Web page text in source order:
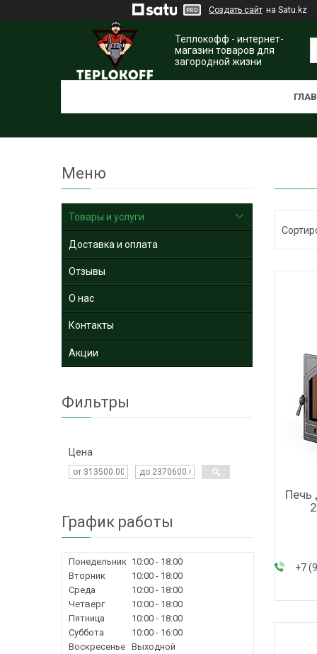
Создать сайт на Satu.kz
Теплокофф - интернет-
магазин товаров для
загородной жизни
Печь
+7
Товары и услуги
Доставка и оплата
Отзывы
О нас
Контакты
Акции
Фильтры
Цена
График работы
Понедельник 10:00
18:00
Вторник
10:00
18:00
Среда
10:00
18:00
Четверг
10:00
18:00
Пятница
10:00
18:00
Суббота
10:00
16:00
Воскресенье Выходной